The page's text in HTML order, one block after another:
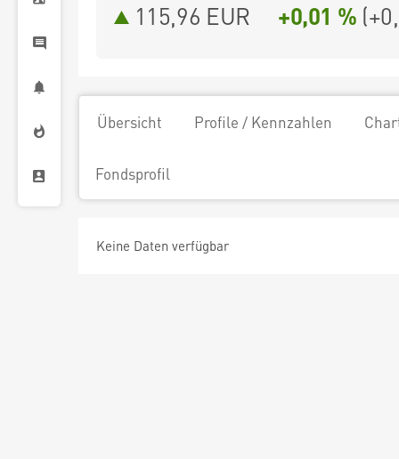
115,96 EUR +0,01 % (
Übersicht Profile / Kennzahlen
Fondsprofil
Keine Daten verfügbar